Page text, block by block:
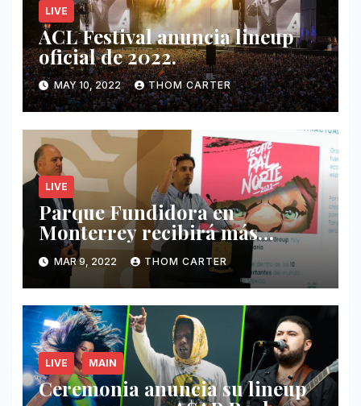
LIVE
ACL Festival anuncia lineup
oficial de 2022.
MAY 10, 2022 THOM CARTER
LIVE
Parque Fundidora en
Monterrey recibirá más
ingresos por festivales de
Música.
MAR 9, 2022 THOM CARTER
LIVE MAIN
Ceremonia anuncia su lineup